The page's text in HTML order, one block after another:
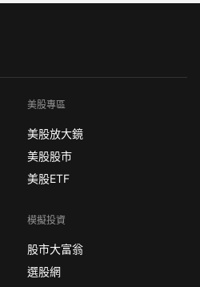
美股專區
美股放大鏡
美股股市
美股ETF
模擬投資
股市大富翁
選股網